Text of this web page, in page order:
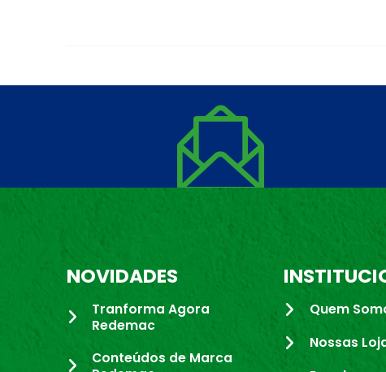
NOVIDADES
Tranforma Agora
Redemac
Conteúdos de Marca
Quem
Nossas